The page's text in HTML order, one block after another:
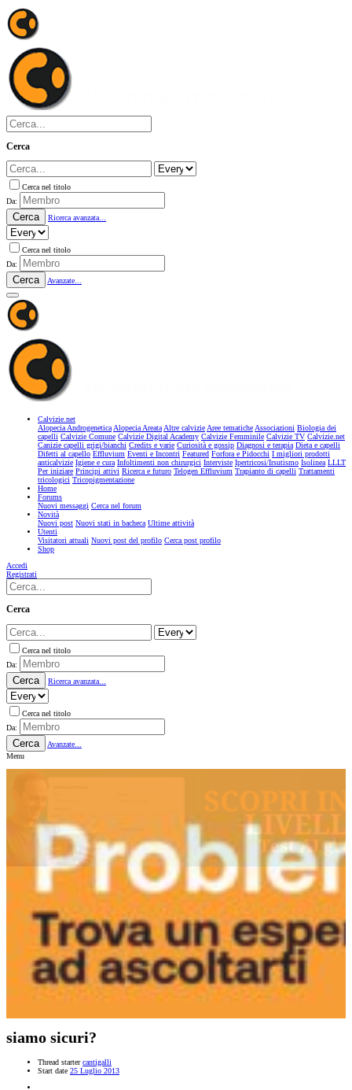
Cerca
Cerca nel titolo
Da:
Cerca Ricerca avanzata...
Cerca nel titolo
Da:
Cerca Avanzate...
Calvizie.net
Alopecia AndrogeneticaAlopecia AreataAltre calvizieAree tematicheAssociazioni Biologia dei
capelli Calvizie Comune Calvizie Digital Academy Calvizie Femminile Calvizie TV Calvizie.net
Canizie capelli grigi/bianchi Credits e varie Curiosità e gossip Diagnosi e terapia Dieta e capelli
Difetti al capello Effluvium Eventi e Incontri Featured Forfora e Pidocchi I migliori prodotti
anticalvizie Igiene e cura Infoltimenti non chirurgici Interviste Ipertricosi/Irsutismo Isolinea LLLT
Per iniziare Principi attivi Ricerca e futuro Telogen Effluvium Trapianto di capelli Trattamenti
tricologici Tricopigmentazione
Home
Forums
Nuovi messaggi Cerca nel forum
Novità
Nuovi post Nuovi stati in bacheca Ultime attività
Utenti
Visitatori attuali Nuovi post del profilo Cerca post profilo
Shop
Accedi
Registrati
Cerca
Cerca nel titolo
Da:
Cerca Ricerca avanzata...
Cerca nel titolo
Da:
Cerca
Avanzate...
Menu
siamo sicuri?
Thread starter cantigalli
Start date 25 Luglio 2013